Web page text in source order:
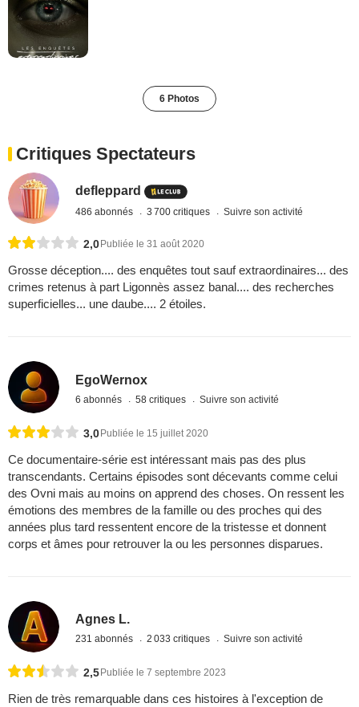
6 Photos
Critiques Spectateurs
defleppard
486 abonnés 3 700 critiques Suivre son activité
2,0 Publiée le 31 août 2020
Grosse déception.... des enquêtes tout sauf extraordinaires... des
crimes retenus à part Ligonnès assez banal.... des recherches
superficielles... une daube.... 2 étoiles.
EgoWernox
6 abonnés 58 critiques Suivre son activité
3,0Publiée le 15 juillet 2020
Ce documentaire-série est intéressant mais pas des plus
transcendants. Certains épisodes sont décevants comme celui
des Ovni mais au moins on apprend des choses. On ressent les
émotions des membres de la famille ou des proches qui des
années plus tard ressentent encore de la tristesse et donnent
corps et âmes pour retrouver la ou les personnes disparues.
Agnes L.
231 abonnés 2 033 critiques Suivre son activité
2,5 Publiée le 7 septembre 2023
Rien de très remarquable dans ces histoires à l'exception de